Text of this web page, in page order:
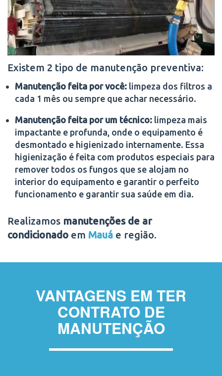
Existem 2 tipo de manutenção preventiva:
Manutenção feita por você: limpeza dos filtros a
cada 1 mês ou sempre que achar necessário.
Manutenção feita por um técnico: limpeza mais
impactante e profunda, onde o equipamento é
desmontado e higienizado internamente. Essa
higienização é feita com produtos especiais para
remover todos os fungos que se alojam no
interior do equipamento e garantir o perfeito
funcionamento e garantir sua saúde em dia.
Realizamos manutenções de ar
condicionado em Mauá e região.
VANTAGENS EM TER
CONTRATO DE
MANUTENÇÃO